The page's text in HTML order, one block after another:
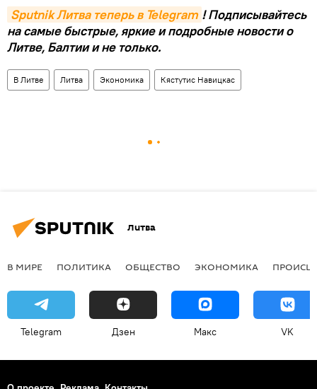
Sputnik Литва теперь в Telegram ! Подписывайтесь
на самые быстрые, яркие и подробные новости о
Литве, Балтии и не только.
В Литве Литва Экономика Кястутис Навицкас
Литва
В МИРЕ ПОЛИТИКА ОБЩЕСТВО ЭКОНОМИКА
Telegram Дзен Макс VK